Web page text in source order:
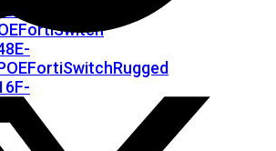
FortiSwitch
FortiSwitchRugged